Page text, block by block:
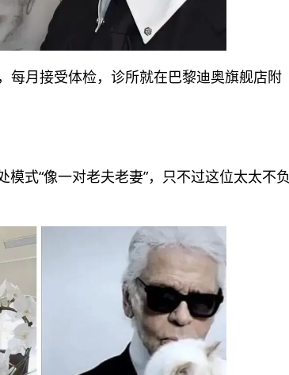
每月接受体检，诊所就在巴黎迪奥旗舰店附
式“像一对老夫老妻”，只不过这位太太不负